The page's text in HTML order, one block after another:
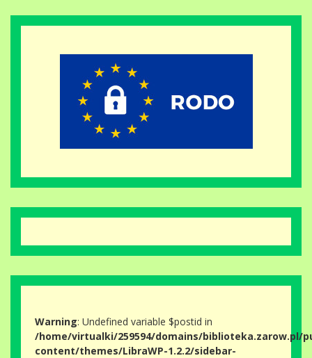
Warning: Undefined variable $postid in
/home/virtualki/259594/domains/biblioteka.zarow.pl/
content/themes/LibraWP-1.2.2/sidebar-